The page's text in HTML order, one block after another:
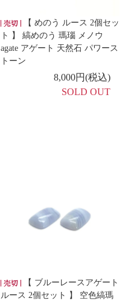
【 めのう ルース 2個セッ
ト 】 縞めのう 瑪瑙 メノウ
agate アゲート 天然石 パワース
トーン
8,000円(税込)
SOLD OUT
【 ブルーレースアゲート
ルース 2個セット 】 空色縞瑪